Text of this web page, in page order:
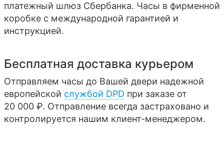
платежный шлюз Сбербанка. Часы в фирменной
коробке с международной гарантией и
инструкцией.
Бесплатная доставка курьером
Отправляем часы до Вашей двери надежной
европейской службой DPD при заказе от
20 000 ₽. Отправление всегда застраховано и
контролируется нашим клиент-менеджером.